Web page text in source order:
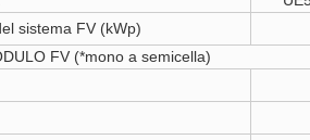
sistema FV (kWp)
FV (*mono a semicella)